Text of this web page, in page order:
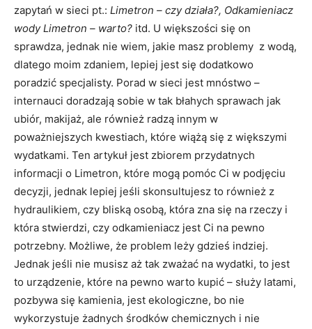
zapytań w sieci pt.: Limetron – czy działa?, Odkamieniacz
wody Limetron – warto? itd. U większości się on
sprawdza, jednak nie wiem, jakie masz problemy z wodą,
dlatego moim zdaniem, lepiej jest się dodatkowo
poradzić specjalisty. Porad w sieci jest mnóstwo –
internauci doradzają sobie w tak błahych sprawach jak
ubiór, makijaż, ale również radzą innym w
poważniejszych kwestiach, które wiążą się z większymi
wydatkami. Ten artykuł jest zbiorem przydatnych
informacji o Limetron, które mogą pomóc Ci w podjęciu
decyzji, jednak lepiej jeśli skonsultujesz to również z
hydraulikiem, czy bliską osobą, która zna się na rzeczy i
która stwierdzi, czy odkamieniacz jest Ci na pewno
potrzebny. Możliwe, że problem leży gdzieś indziej.
Jednak jeśli nie musisz aż tak zważać na wydatki, to jest
to urządzenie, które na pewno warto kupić – służy latami,
pozbywa się kamienia, jest ekologiczne, bo nie
wykorzystuje żadnych środków chemicznych i nie